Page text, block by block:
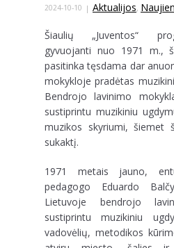
2024-10-10 Aktualijos,
Šiaulių „Juventos“
gyvuojanti nuo 1971 m.,
pasitinka tęsdama dar
mokykloje pradėtas
Bendrojo lavinimo
sustiprintu muzikiniu
muzikos skyriumi, šiemet
sukaktį.
1971 metais jauno,
pedagogo Eduardo
Lietuvoje bendrojo
sustiprintu muzikiniu
vadovėlių, metodikos